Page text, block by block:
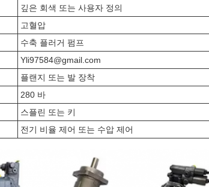
깊은 회색 또는 사용자 정의
고혈압
수축 플러거 펌프
Yli97584@gmail.com
플랜지 또는 발 장착
280 바
스플린 또는 키
전기 비율 제어 또는 수압 제어